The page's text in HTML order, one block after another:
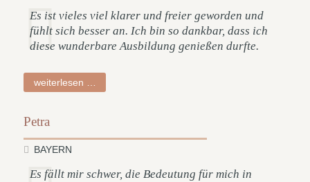
Es ist vieles viel klarer und freier geworden und
fühlt sich besser an. Ich bin so dankbar, dass ich
diese wunderbare Ausbildung genießen durfte.
weiterlesen …
Petra
BAYERN
Es fällt mir schwer, die Bedeutung für mich in